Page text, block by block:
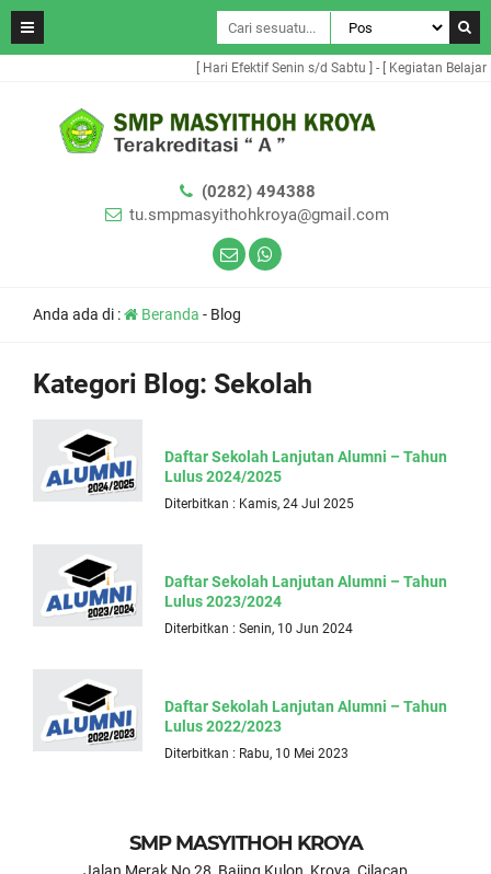
[ Hari Efektif Senin s/d Sabtu ] - [ Kegiatan
(0282) 494388
tu.smpmasyithohkroya@gmail.com
Anda ada di : Beranda - Blog
Kategori Blog: Sekolah
Daftar Sekolah Lanjutan Alumni – Tahun
Lulus 2024/2025
Diterbitkan : Kamis, 24 Jul 2025
Daftar Sekolah Lanjutan Alumni – Tahun
Lulus 2023/2024
Diterbitkan : Senin, 10 Jun 2024
Daftar Sekolah Lanjutan Alumni – Tahun
Lulus 2022/2023
Diterbitkan : Rabu, 10 Mei 2023
SMP MASYITHOH KROYA